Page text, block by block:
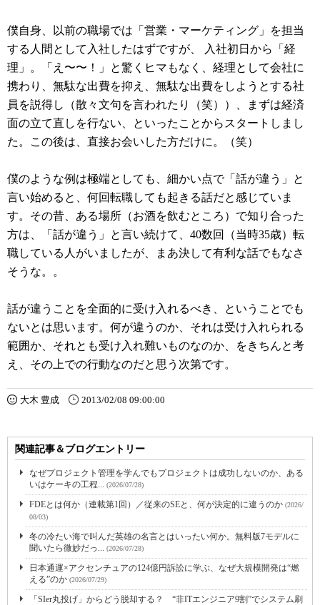
僕自身、以前の職場では「営業・マーケティング」を担当
する人間として入社したはずですが、 入社初日から「経
理」。「え〜〜！」と驚くヒマもなく、経理として会社に
携わり、無駄な出費を抑え、無駄な出費をしようとする社
員を説得し（散々文句を言われたり（笑））、まずは経済
面の立て直しを行ない、といったことからスタートしまし
た。この後は、直接お会いした方だけに。（笑）
僕のような例は極端としても、細かい点で「話が違う」と
言い始めると、何回転職しても起きる話だと感じていま
す。その昔、ある場所（お酒を飲むところ）で知り合った
方は、「話が違う」と言い続けて、40数回（当時35歳）転
職している人がいましたが、まあ決して有利な話でもなさ
そうな。。
話が違うことを全面的に受け入れるべき、ということでも
ないとは思います。何が違うのか、それは受け入れられる
範囲か、それとも受け入れ難いものなのか、をきちんと考
え、その上での行動なのだと思う次第です。
大木 豊成 2013/02/08 09:00:00
関連記事＆ブログエントリー
なぜプロジェクト管理を学んでもプロジェクトは成功しないのか、ある
いはケーキの工程... (2026/07/28)
FDEとは何か（連載第1回）／従来のSEと、何が決定的に違うのか (2026/
08/03)
冬の冷たい海で叫んだ英雄の名言とはいったい何か。無料版7モデルに
聞いたら微妙だっ... (2026/07/28)
日本通運×アクセンチュアの124億円訴訟に学ぶ、なぜ大規模開発は“燃
える”のか (2026/07/29)
「SIer丸投げ」からどう脱却する？ “非ITエンジニア9割”でシステム刷